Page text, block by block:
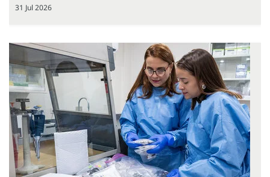
31 Jul 2026